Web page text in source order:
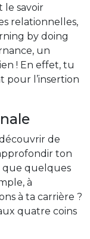
le savoir
relationnelles,
by doing
un
! En effet, tu
pour l’insertion
de
ton
que quelques
à
à ta carrière ?
quatre coins